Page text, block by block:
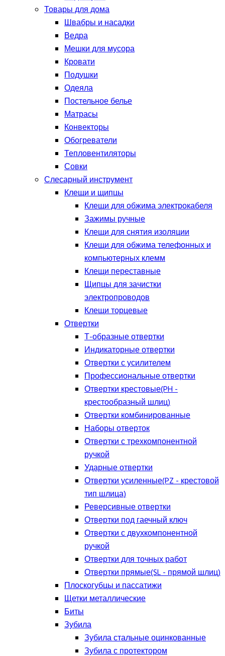
Товары для дома
Швабры и насадки
Ведра
Мешки для мусора
Кровати
Подушки
Одеяла
Постельное белье
Матрасы
Конвекторы
Обогреватели
Тепловентиляторы
Совки
Слесарный инструмент
Клещи и щипцы
Клещи для обжима электрокабеля
Зажимы ручные
Клещи для снятия изоляции
Клещи для обжима телефонных и
компьютерных клемм
Клещи переставные
Щипцы для зачистки
электропроводов
Клещи торцевые
Отвертки
Т-образные отвертки
Индикаторные отвертки
Отвертки с усилителем
Профессиональные отвертки
Отвертки крестовые(PH -
крестообразный шлиц)
Отвертки комбинированные
Наборы отверток
Отвертки с трехкомпонентной
ручкой
Ударные отвертки
Отвертки усиленные(PZ - крестовой
тип шлица)
Реверсивные отвертки
Отвертки под гаечный ключ
Отвертки с двухкомпонентной
ручкой
Отвертки для точных работ
Отвертки прямые(SL - прямой шлиц)
Плоскогубцы и пассатижи
Щетки металлические
Биты
Зубила
Зубила стальные оцинкованные
Зубила с протектором